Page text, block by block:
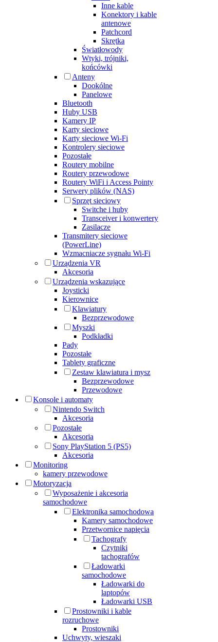
Inne kable
Konektory i kable
antenowe
Patchcord
Skrętka
Światłowody
Wtyki, trójniki,
końcówki
Anteny
Dookólne
Panelowe
Bluetooth
Huby USB
Kamery IP
Karty sieciowe
Karty sieciowe Wi-Fi
Kontrolery sieciowe
Pozostałe
Routery mobilne
Routery przewodowe
Routery WiFi i Access Pointy
Serwery plików (NAS)
Sprzęt sieciowy
Switche i huby
Transceiver i konwertery
Zasilacze
Transmitery sieciowe
(PowerLine)
Wzmacniacze sygnału Wi-Fi
Urządzenia VR
Akcesoria
Urządzenia wskazujące
Joysticki
Kierownice
Klawiatury
Bezprzewodowe
Myszki
Podkładki
Pady
Pozostałe
Tablety graficzne
Zestaw klawiatura i mysz
Bezprzewodowe
Przewodowe
Konsole i automaty
Nintendo Switch
Akcesoria
Pozostałe
Akcesoria
Sony PlayStation 5 (PS5)
Akcesoria
Monitoring
kamery przewodowe
Motoryzacja
Wyposażenie i akcesoria
samochodowe
Elektronika samochodowa
Kamery samochodowe
Przetwornice napięcia
Tachografy
Czytniki
tachografów
Ładowarki
samochodowe
Ładowarki do
laptopów
Ładowarki USB
Prostowniki i kable
rozruchowe
Prostowniki
Uchwyty, wieszaki